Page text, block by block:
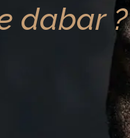
dabar ?